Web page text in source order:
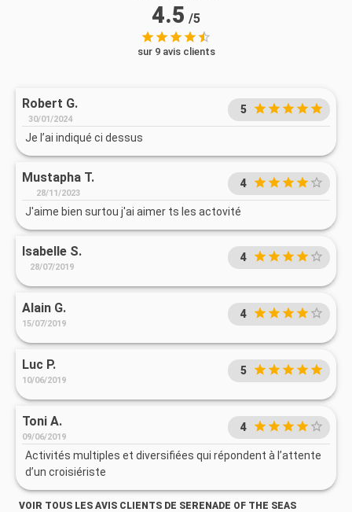
4.5 /5
sur 9 avis clients
Robert G.
30/01/2024
5
Je l’ai indiqué ci dessus
Mustapha T.
28/11/2023
4
J'aime bien surtou j'ai aimer ts les actovité
Isabelle S.
28/07/2019
4
Alain G.
15/07/2019
4
Luc P.
10/06/2019
5
Toni A.
09/06/2019
4
Activités multiples et diversifiées qui répondent à l’attente
d’un croisiériste
VOIR TOUS LES AVIS CLIENTS DE SERENADE OF THE SEAS